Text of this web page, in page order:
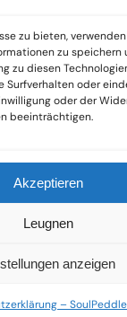
zu bieten,
zu
zu diesen
Surfverhalten oder
oder der
beeinträchtigen.
Akzeptieren
Leugnen
anzeigen
–
an sowohl
Mainstream-Titeln
nach
für
in der
& Vinyl
– MOVA
© 2025